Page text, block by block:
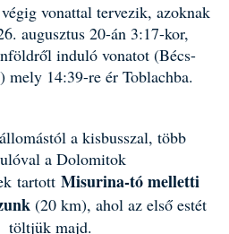
vonattal tervezik, azoknak
augusztus 20-án 3:17-kor,
induló vonatot (Bécs-
mely 14:39-re ér Toblachba.
a kisbusszal, több
a Dolomitok
tartott Misurina-tó melletti
(20 km), ahol az első estét
töltjük majd.